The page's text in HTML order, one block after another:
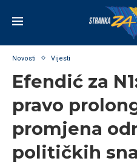
Novosti Vijesti
Efendić za
pravo
promjena
političkih